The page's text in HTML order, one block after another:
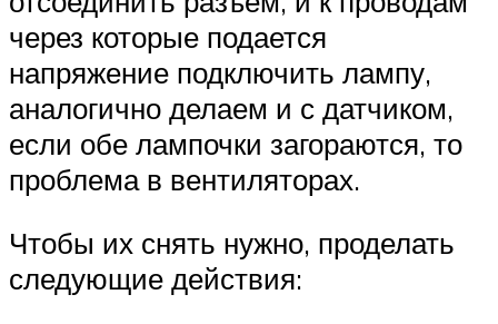
через которые подается
напряжение подключить лампу,
аналогично делаем и с датчиком,
если обе лампочки загораются, то
проблема в вентиляторах.
Чтобы их снять нужно, проделать
следующие действия: